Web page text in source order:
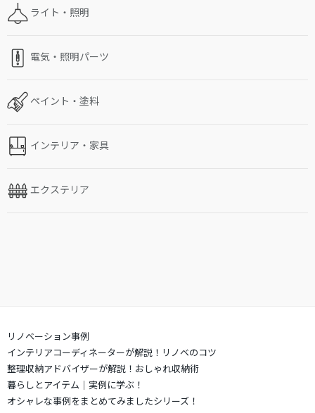
ライト・照明
電気・照明パーツ
ペイント・塗料
インテリア・家具
エクステリア
リノベーション事例
インテリアコーディネーターが解説！リノベのコツ
整理収納アドバイザーが解説！おしゃれ収納術
暮らしとアイテム｜実例に学ぶ！
オシャレな事例をまとめてみましたシリーズ！